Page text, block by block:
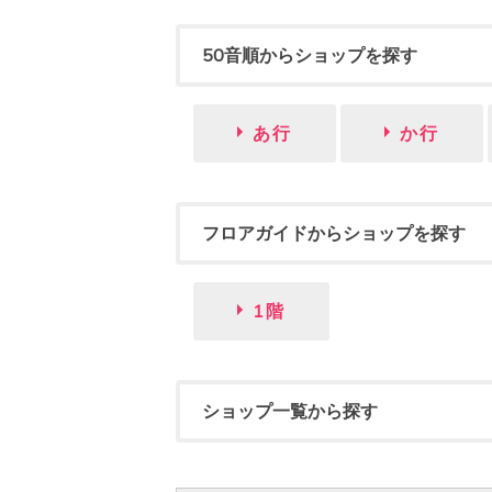
50音順からショップを探す
あ行 か行
フロアガイドからショップを探す
1階
ショップ一覧から探す